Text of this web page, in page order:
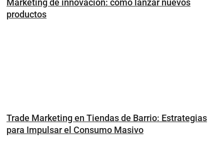
Marketing de innovación: cómo lanzar nuevos
productos
Trade Marketing en Tiendas de Barrio: Estrategias
para Impulsar el Consumo Masivo